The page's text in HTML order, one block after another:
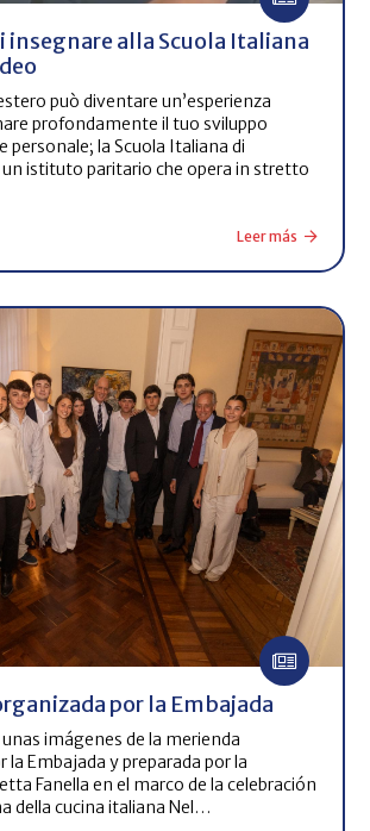
insegnare alla Scuola Italiana
può diventare un’esperienza
profondamente il tuo sviluppo
personale; la Scuola Italiana di
istituto paritario che opera in stretto
Leer más
por la Embajada
imágenes de la merienda
la Embajada y preparada por la
Fanella en el marco de la celebración
della cucina italiana Nel…